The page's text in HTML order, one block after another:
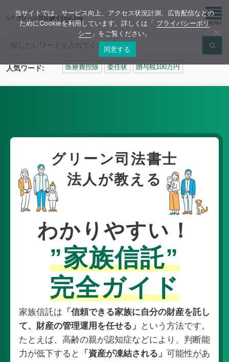
検
人気ワード: 医療費控除 委任状 贈与税100万円
グリーン司法書士
法人が教える
わかりやすい！
”家族信託”
完全ガイド
家族信託は 「信頼できる家族に自分の財産を託し
て、財産の管理運用を任せる」
という方法です。
たとえば、高齢の親が認知症などにより、判断能
力が低下すると
「資産が凍結される」 可能性があ
当サイトでは、サービス向上、アクセス状況計測、広告配信などの
ためにCookieを利用しています。詳しくは「 プライバシーポリ
シー 」をご覧ください。
同意する